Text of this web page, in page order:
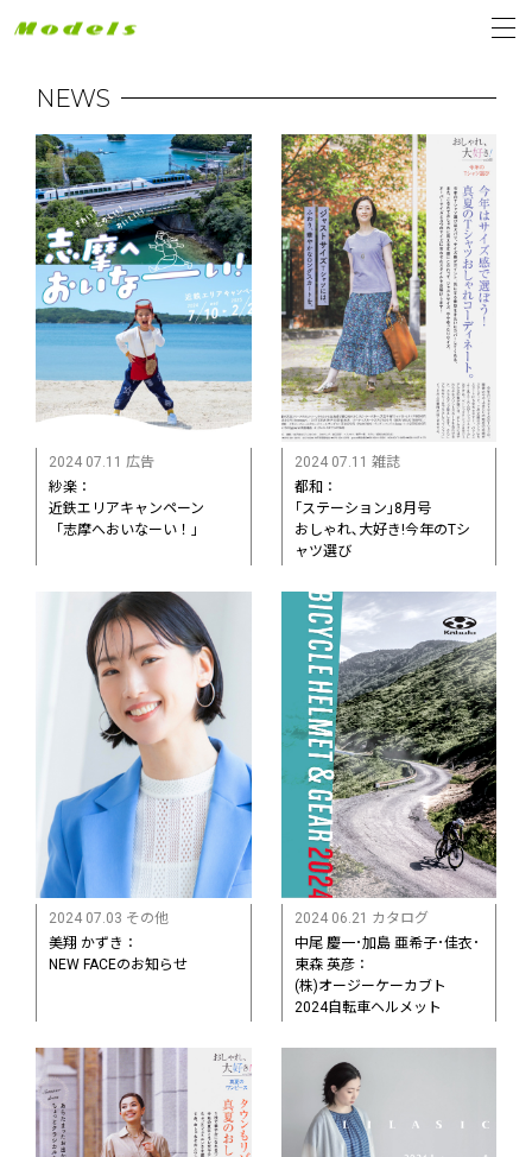
NEWS
2024 07.11 広告
紗楽：
近鉄エリアキャンペーン
「志摩へおいなーい！」
2024 07.11 雑誌
都和：
｢ステーション｣8月号
おしゃれ､大好き!今年のTシ
ャツ選び
2024 07.03 その他
美翔 かずき：
NEW FACEのお知らせ
2024 06.21 カタログ
中尾 慶一･加島 亜希子･佳衣･
東森 英彦：
(株)オージーケーカブト
2024自転車ヘルメット